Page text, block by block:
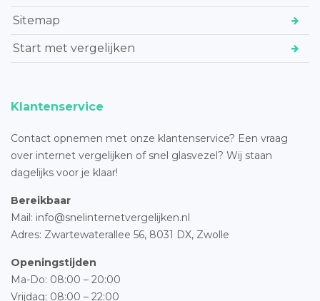
Sitemap
Start met vergelijken
Klantenservice
Contact opnemen met onze klantenservice? Een vraag
over internet vergelijken of snel glasvezel? Wij staan
dagelijks voor je klaar!
Bereikbaar
Mail: info@snelinternetvergelijken.nl
Adres: Zwartewaterallee 56, 8031 DX, Zwolle
Openingstijden
Ma-Do: 08:00 – 20:00
Vrijdag: 08:00 – 22:00